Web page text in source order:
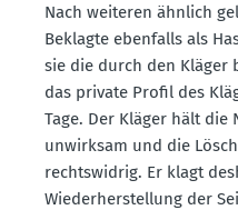
Nach weiteren ähnlich
Beklagte ebenfalls als
sie die durch den Kläger
das private Profil des
Tage. Der Kläger hält
unwirksam und die
rechts­widrig. Er klagt
Wieder­her­stellung der